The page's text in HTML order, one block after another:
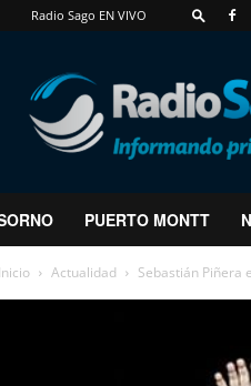
Radio Sago EN VIVO
RadioSago
PUERTO MONTT
Inicio Actualidad Sebastián Piñera